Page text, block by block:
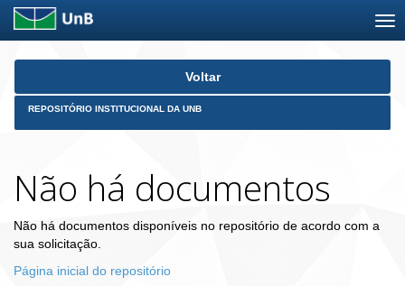
Skip
Voltar
REPOSITÓRIO INSTITUCIONAL DA UNB
Não há documentos
Não há documentos disponíveis no repositório de acordo com a
sua solicitação.
Página inicial do repositório